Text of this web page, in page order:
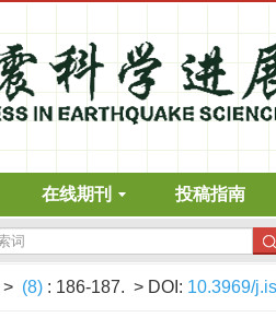
在线期刊 投稿指南
> (8) : 186-187. > DOI: 10.3969/